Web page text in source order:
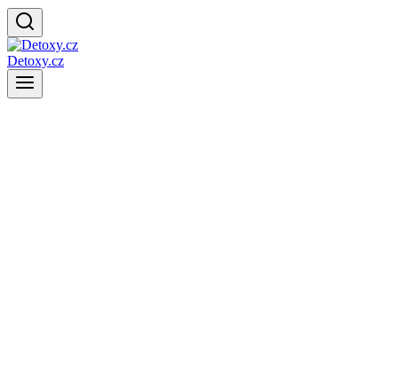
Detoxy.cz